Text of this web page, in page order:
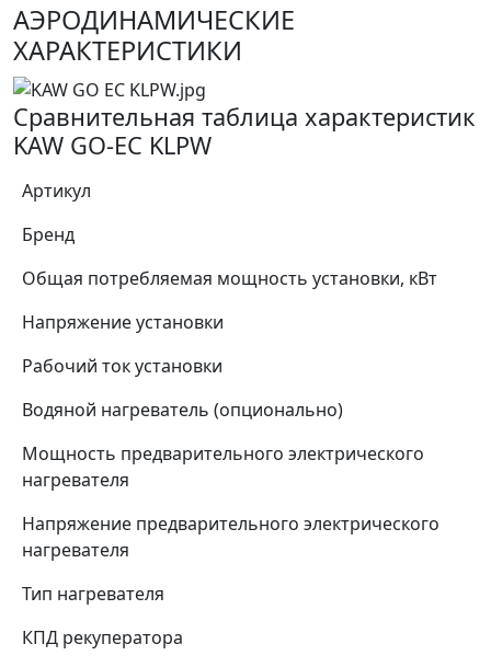
АЭРОДИНАМИЧЕСКИЕ
ХАРАКТЕРИСТИКИ
Сравнительная таблица характеристик
KAW GO-EC KLPW
Артикул
Бренд
Общая потребляемая мощность установки, кВт
Напряжение установки
Рабочий ток установки
Водяной нагреватель (опционально)
Мощность предварительного электрического
нагревателя
Напряжение предварительного электрического
нагревателя
Тип нагревателя
КПД рекуператора